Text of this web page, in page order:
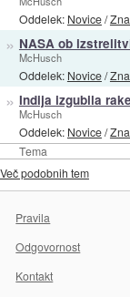
Tema
Oddelek: Novice/
» NASA ob
McHusch
Oddelek: Novice/
» Indija izgubila
McHusch
Oddelek: Novice/
Več podobnih tem
Pravila
Odgovornost
Kontakt